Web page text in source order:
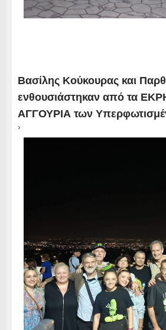
Βασίλης Κούκουρας και
ενθουσιάστηκαν από τα
ΑΓΓΟΥΡΙΑ των
›